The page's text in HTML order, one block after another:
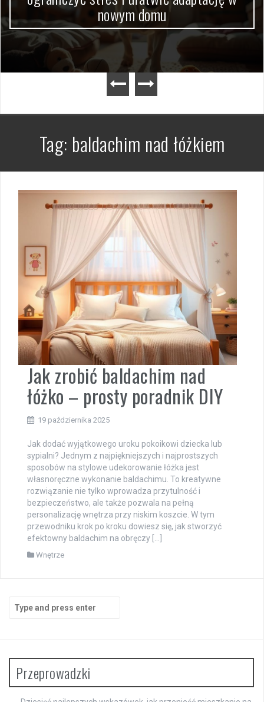
nowym domu
Tag: baldachim nad łóżkiem
Jak zrobić baldachim nad
łóżko – prosty poradnik DIY
19 października 2025
Jak dodać wyjątkowego uroku pokoikowi dziecka lub
sypialni? Jednym z najpiękniejszych i najprostszych
sposobów na stylowe udekorowanie łóżka jest
własnoręczne wykonanie baldachimu. To kreatywne
rozwiązanie nie tylko wprowadza przytulność i
bezpieczeństwo, ale także pozwala na pełną
personalizację wnętrza przy niskim koszcie. W tym
przewodniku krok po kroku dowiesz się, jak stworzyć
efektowny baldachim na obręczy […]
Wnętrze
for:
Przeprowadzki